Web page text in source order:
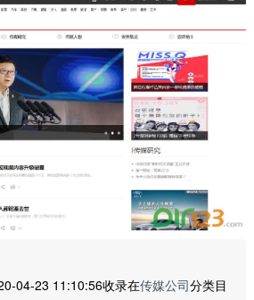
04-23 11:10:56收录在传媒公司分类目